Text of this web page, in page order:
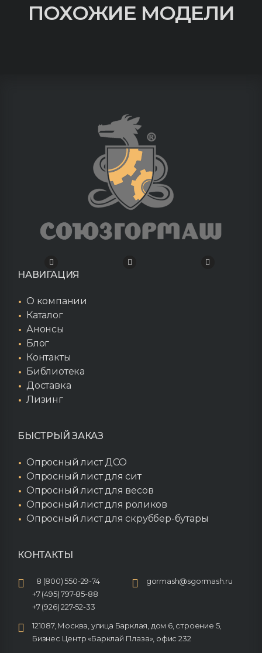
ПОХОЖИЕ МОДЕЛИ
НАВИГАЦИЯ
О компании
Каталог
Анонсы
Блог
Контакты
Библиотека
Доставка
Лизинг
БЫСТРЫЙ ЗАКАЗ
Опросный лист ДСО
Опросный лист для сит
Опросный лист для весов
Опросный лист для роликов
Опросный лист для скруббер-бутары
КОНТАКТЫ
8 (800) 550-29-74
+7 (495) 797-85-88
+7 (926) 227-52-33
gormash@sgormash.ru
121087, Москва, улица Барклая, дом 6, строение 5,
Бизнес Центр «Барклай Плаза», офис 232